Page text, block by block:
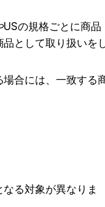
の規格ごとに商品
として取り扱いを
合には、一致する
る対象が異なりま